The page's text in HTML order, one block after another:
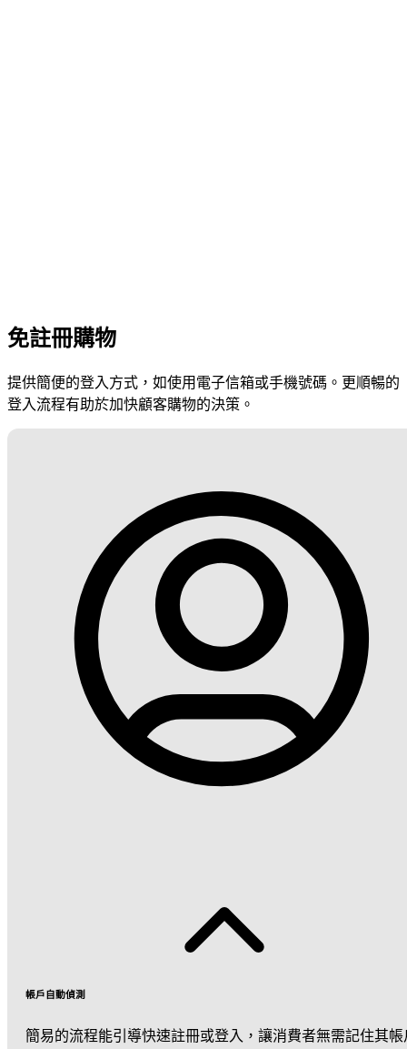
免註冊購物
提供簡便的登入方式，如使用電子信箱或手機號碼。更順暢的
登入流程有助於加快顧客購物的決策。
帳戶自動偵測
簡易的流程能引導快速註冊或登入，讓消費者無需記住其帳